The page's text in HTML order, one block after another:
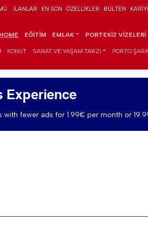
İLANLAR EN SON ÖZELLIKLER BÜLTEN
HOME EĞITIM EMLAK PORTEKIZ VIZELERI
KONUT SANAT VE YAŞAM TARZI PORTO
Experience
with fewer ads for 1.99€ per month or